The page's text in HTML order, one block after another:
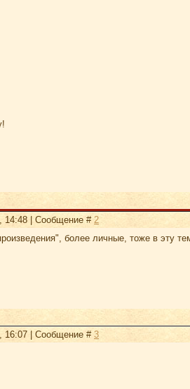
14:48 | Сообщение # 2
более личные, тоже в эту
16:07 | Сообщение # 3